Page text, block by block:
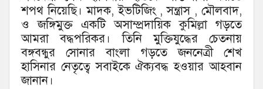
শপথ নিয়েছি। মাদক, ইভটিজিং , সন্ত্রাস , মৌলবাদ,
ও জঙ্গিমুক্ত একটি অসাম্প্রদায়িক কুমিল্লা গড়তে
আমরা বদ্ধপরিকর। তিনি মুক্তিযুদ্ধের চেতনায়
বঙ্গবন্ধুর সোনার বাংলা গড়তে জননেত্রী শেখ
হাসিনার নেতৃত্বে সবাইকে ঐক্যবদ্ধ হওয়ার আহবান
জানান।